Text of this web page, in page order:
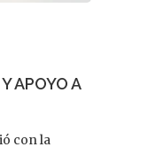
APOYO A
con laDEL COLEGIO DE